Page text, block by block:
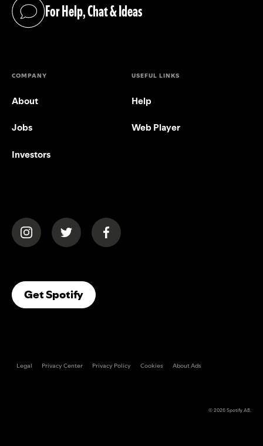
For Help, Chat & Ideas
(opens in a new tab)
COMPANY
About
Jobs
Investors
USEFUL LINKS
Help
Web Player
(opens in a new tab)(opens in a new tab)(opens in a new tab)
Get Spotify(opens In A New Tab)
Legal Privacy Center Privacy Policy Cookies About Ads
© 2026Spotify AB.